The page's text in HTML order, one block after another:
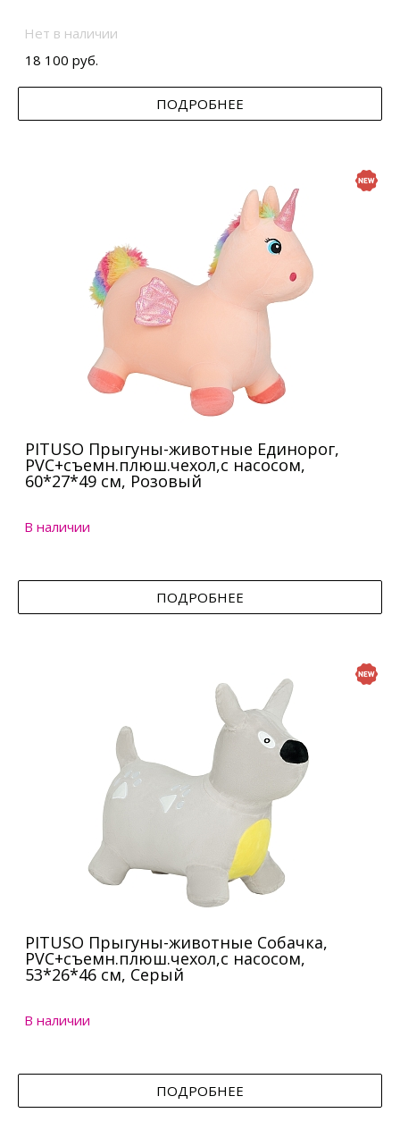
Нет в наличии
18 100 руб.
ПОДРОБНЕЕ
PITUSO Прыгуны-животные Единорог,
PVC+съемн.плюш.чехол,с насосом,
60*27*49 см, Розовый
В наличии
ПОДРОБНЕЕ
PITUSO Прыгуны-животные Собачка,
PVC+съемн.плюш.чехол,с насосом,
53*26*46 см, Серый
В наличии
ПОДРОБНЕЕ